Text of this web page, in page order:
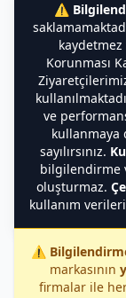
⚠️
kaydetmez
Korunması
ve
kullanmaya
sayılırsınız.
bilgilendirme
oluşturmaz.
kullanım
⚠️
markasının
firmalar ile